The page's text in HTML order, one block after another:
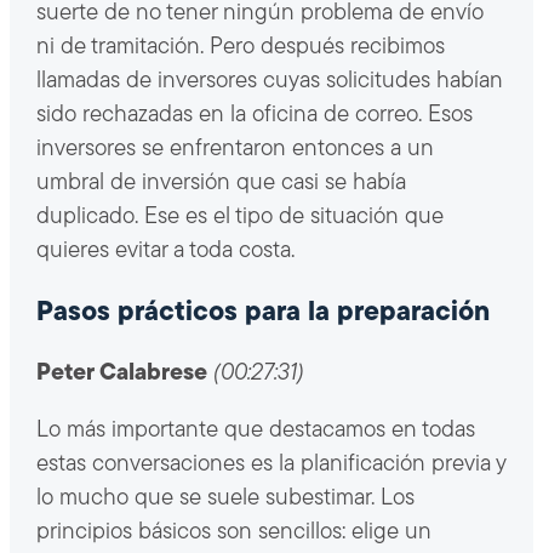
suerte de no tener ningún problema de envío
ni de tramitación. Pero después recibimos
llamadas de inversores cuyas solicitudes habían
sido rechazadas en la oficina de correo. Esos
inversores se enfrentaron entonces a un
umbral de inversión que casi se había
duplicado. Ese es el tipo de situación que
quieres evitar a toda costa.
Pasos prácticos para la preparación
Peter Calabrese (00:27:31)
Lo más importante que destacamos en todas
estas conversaciones es la planificación previa y
lo mucho que se suele subestimar. Los
principios básicos son sencillos: elige un